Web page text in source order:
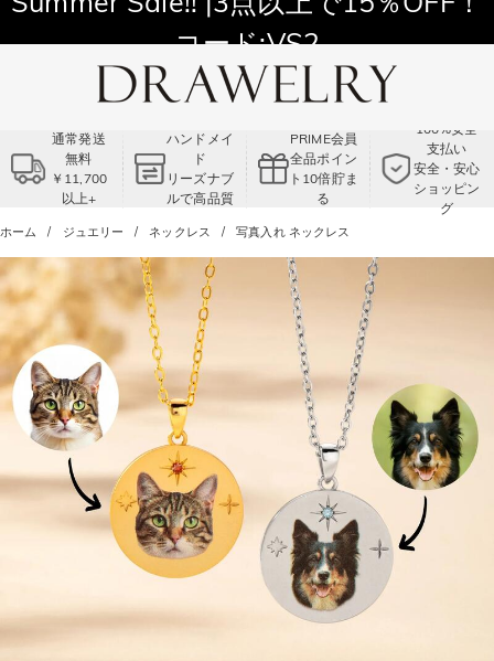
11,700円以上通常配送無料！
Summer Sale!! |3点以上で15％OFF！
コード:VS2
通常発送
無料
￥11,700
以上+
ハンドメイ
ド
リーズナブ
ルで高品質
PRIME会員
全品ポイン
ト10倍貯ま
る
100%安全
支払い
安全・安心
ショッピン
グ
ホーム ジュエリー ネックレス 写真入れ ネックレス